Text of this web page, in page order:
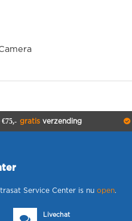
gratisverzending
Service Center is nu open.
Livechat